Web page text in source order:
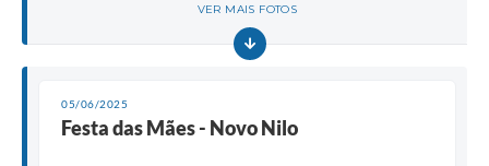
VER MAIS FOTOS
05/06/2025
Festa das Mães - Novo Nilo